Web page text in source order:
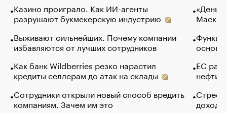
Казино проиграло. Как ИИ-агенты
разрушают букмекерскую индустрию
Выживают сильнейших. Почему компании
избавляются от лучших сотрудников
Как банк Wildberries резко нарастил
кредиты селлерам до атак на склады
Сотрудники открыли новый способ вредить
компаниям. Зачем им это
Маск в
основ
ЕС
нефти